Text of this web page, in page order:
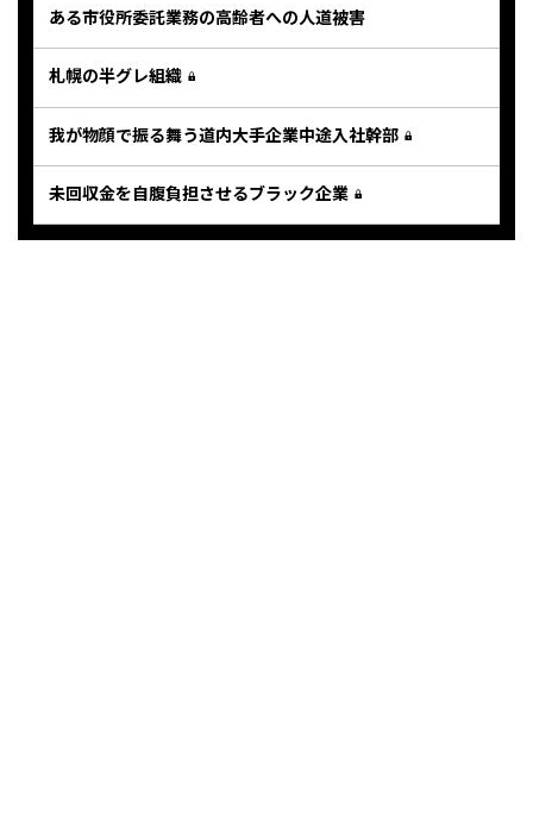
ある市役所委託業務の高齢者への人道被害
札幌の半グレ組織
我が物顔で振る舞う道内大手企業中途入社幹部
未回収金を自腹負担させるブラック企業